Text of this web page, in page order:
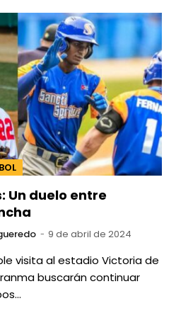
Un duelo entre
9 de abril de 2024
visita al estadio Victoria de
buscarán continuar